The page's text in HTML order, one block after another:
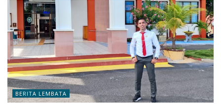
BERITA LEMBATA